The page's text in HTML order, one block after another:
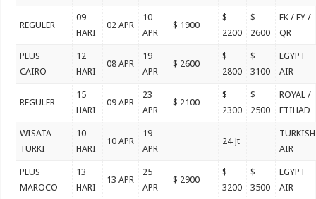
REGULER
09
HARI
02 APR
10
APR
$ 1900
$
2200
$
2600
EK / EY /
QR
PLUS
CAIRO
12
HARI
08 APR
19
APR
$ 2600
$
2800
$
3100
EGYPT
AIR
REGULER
15
HARI
09 APR
23
APR
$ 2100
$
2300
$
2500
ROYAL /
ETIHAD
WISATA
TURKI
10
HARI
10 APR
19
APR
24 Jt
TURKISH
AIR
PLUS
MAROCO
13
HARI
13 APR
25
APR
$ 2900
$
3200
$
3500
EGYPT
AIR